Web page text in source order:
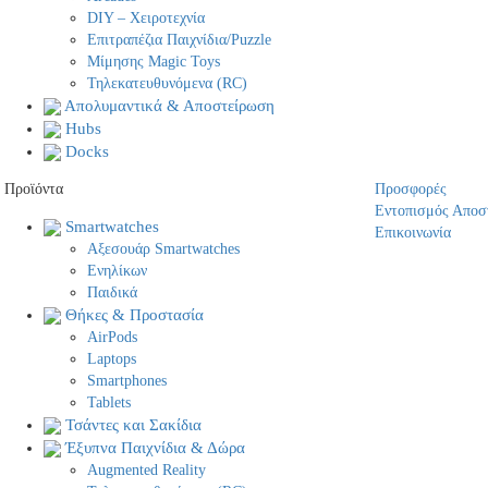
DIY – Χειροτεχνία
Επιτραπέζια Παιχνίδια/Puzzle
Μίμησης Magic Toys
Τηλεκατευθυνόμενα (RC)
Απολυμαντικά & Αποστείρωση
Hubs
Docks
Προϊόντα
Smartwatches
Αξεσουάρ Smartwatches
Ενηλίκων
Παιδικά
Θήκες & Προστασία
AirPods
Laptops
Smartphones
Tablets
Τσάντες και Σακίδια
Έξυπνα Παιχνίδια & Δώρα
Augmented Reality
Προσφορές
Εντοπισμός
Επικοινωνία